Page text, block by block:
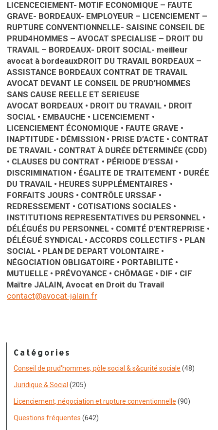
LICENCECIEMENT- MOTIF ECONOMIQUE – FAUTE
GRAVE- BORDEAUX- EMPLOYEUR – LICENCIEMENT –
RUPTURE CONVENTIONNELLE- SAISINE CONSEIL DE
PRUD4HOMMES – AVOCAT SPECIALISE – DROIT DU
TRAVAIL – BORDEAUX- DROIT SOCIAL- meilleur
avocat à bordeauxDROIT DU TRAVAIL BORDEAUX –
ASSISTANCE BORDEAUX CONTRAT DE TRAVAIL
AVOCAT DEVANT LE CONSEIL DE PRUD’HOMMES
SANS CAUSE REELLE ET SERIEUSE
AVOCAT BORDEAUX • DROIT DU TRAVAIL • DROIT
SOCIAL • EMBAUCHE • LICENCIEMENT •
LICENCIEMENT ÉCONOMIQUE • FAUTE GRAVE •
INAPTITUDE • DÉMISSION • PRISE D’ACTE • CONTRAT
DE TRAVAIL • CONTRAT À DURÉE DÉTERMINÉE (CDD)
• CLAUSES DU CONTRAT • PÉRIODE D’ESSAI •
DISCRIMINATION • ÉGALITE DE TRAITEMENT • DURÉE
DU TRAVAIL • HEURES SUPPLÉMENTAIRES •
FORFAITS JOURS • CONTRÔLE URSSAF •
REDRESSEMENT • COTISATIONS SOCIALES •
INSTITUTIONS REPRESENTATIVES DU PERSONNEL •
DÉLÉGUÉS DU PERSONNEL • COMITÉ D’ENTREPRISE •
DÉLÉGUÉ SYNDICAL • ACCORDS COLLECTIFS • PLAN
SOCIAL • PLAN DE DEPART VOLONTAIRE •
NÉGOCIATION OBLIGATOIRE • PORTABILITÉ •
MUTUELLE • PRÉVOYANCE • CHÔMAGE • DIF • CIF
Maïtre JALAIN, Avocat en Droit du Travail
contact@avocat-jalain.fr
Catégories
Conseil de prud'hommes, pôle social & s&curité sociale (48)
Juridique & Social (205)
Licenciement, négociation et rupture conventionnelle (90)
Questions fréquentes (642)